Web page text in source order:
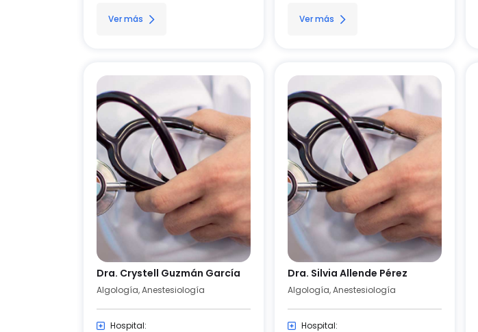
Ver más Ver más
Dra. Crystell Guzmán García
Algología, Anestesiología
Hospital:
Dra. Silvia Allende Pérez
Algología, Anestesiología
Hospital: